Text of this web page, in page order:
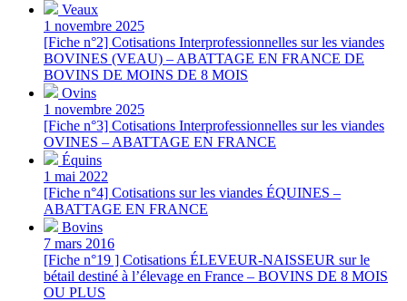
Veaux
1 novembre 2025
[Fiche n°2] Cotisations Interprofessionnelles sur les viandes
BOVINES (VEAU) – ABATTAGE EN FRANCE DE
BOVINS DE MOINS DE 8 MOIS
Ovins
1 novembre 2025
[Fiche n°3] Cotisations Interprofessionnelles sur les viandes
OVINES – ABATTAGE EN FRANCE
Équins
1 mai 2022
[Fiche n°4] Cotisations sur les viandes ÉQUINES –
ABATTAGE EN FRANCE
Bovins
7 mars 2016
[Fiche n°19 ] Cotisations ÉLEVEUR-NAISSEUR sur le
bétail destiné à l’élevage en France – BOVINS DE 8 MOIS
OU PLUS